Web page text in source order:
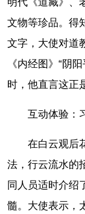
文物等珍品。得
文字，大使对道
《内经图》“阴
时，他直言这正
互动体验：
在白云观后
法，行云流水的
同人员适时介绍
髓。大使表示，